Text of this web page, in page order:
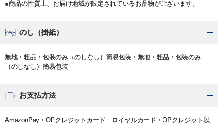
●商品の性質上、お届け地域が限定されているお品物がございます。
のし（掛紙）
無地・粗品・包装のみ（のしなし）簡易包装・無地・粗品・包装のみ
（のしなし）簡易包装
お支払方法
AmazonPay・OPクレジットカード・ロイヤルカード・OPクレジット以